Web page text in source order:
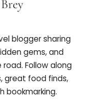
blogger sharing
gems, and
Follow along
great food finds,
bookmarking.